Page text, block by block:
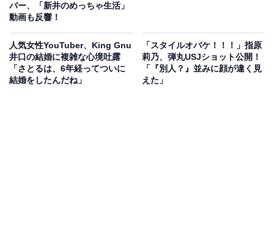
バー、「新井のめっちゃ生活」
動画も反響！
人気女性YouTuber、King Gnu
井口の結婚に複雑な心境吐露
「さとるは、6年経ってついに
結婚をしたんだね」
「スタイルオバケ！！！」指原
莉乃、弾丸USJショット公開！
「『別人？』並みに顔が違く見
えた」